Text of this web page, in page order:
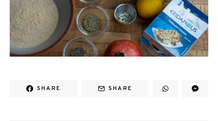
SHARE SHARE